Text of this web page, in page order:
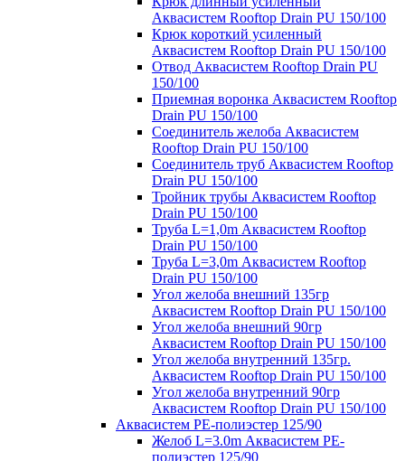
Аквасистем Rooftop Drain PU 150/100
Крюк короткий усиленный
Аквасистем Rooftop Drain PU 150/100
Отвод Аквасистем Rooftop Drain PU
150/100
Приемная воронка Аквасистем Rooftop
Drain PU 150/100
Соединитель желоба Аквасистем
Rooftop Drain PU 150/100
Соединитель труб Аквасистем Rooftop
Drain PU 150/100
Тройник трубы Аквасистем Rooftop
Drain PU 150/100
Труба L=1,0m Аквасистем Rooftop
Drain PU 150/100
Труба L=3,0m Аквасистем Rooftop
Drain PU 150/100
Угол желоба внешний 135гр
Аквасистем Rooftop Drain PU 150/100
Угол желоба внешний 90гр
Аквасистем Rooftop Drain PU 150/100
Угол желоба внутренний 135гр.
Аквасистем Rooftop Drain PU 150/100
Угол желоба внутренний 90гр
Аквасистем Rooftop Drain PU 150/100
Аквасистем PE-полиэстер 125/90
Желоб L=3.0m Аквасистем PE-
полиэстер 125/90